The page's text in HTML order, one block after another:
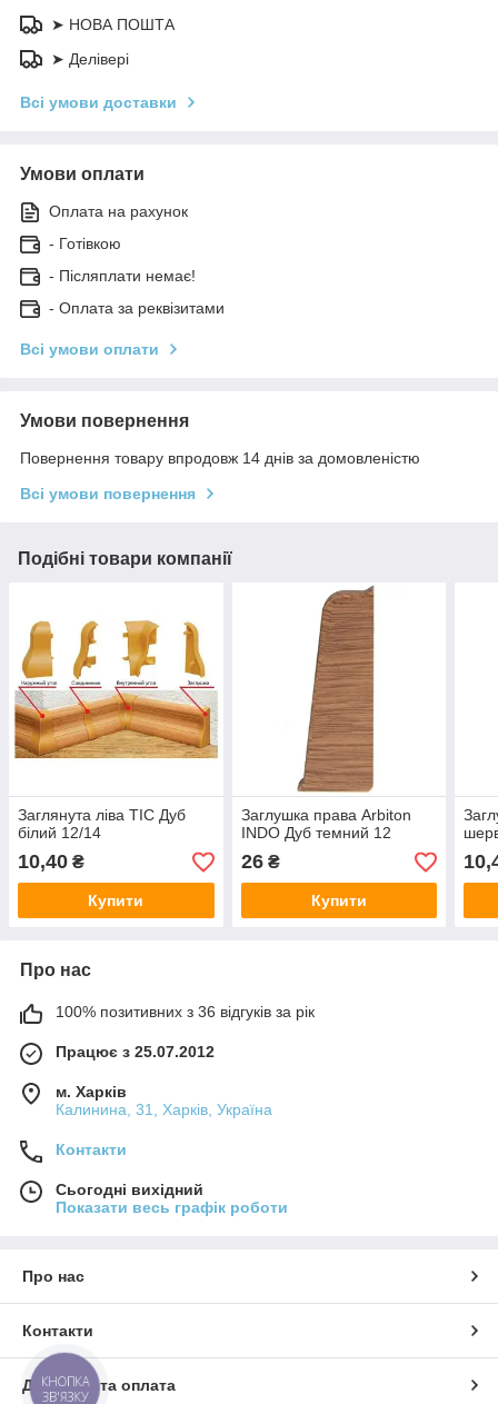
➤ НОВА ПОШТА
➤ Делівері
Всі умови доставки
Умови оплати
Оплата на рахунок
- Готівкою
- Післяплати немає!
- Оплата за реквізитами
Всі умови оплати
Умови повернення
Повернення товару впродовж 14 днів за домовленістю
Всі умови повернення
Подібні товари компанії
Заглянута ліва ТIС Дуб
білий 12/14
10,40 ₴
Купити
Заглушка права Arbiton
INDO Дуб темний 12
26₴
Купити
Про нас
100% позитивних з 36 відгуків за рік
Працює з 25.07.2012
м. Харків
Калинина, 31, Харків, Україна
Контакти
Сьогодні вихідний
Показати весь графік роботи
Про нас
Контакти
Доставка та оплата
КНОПКА
ЗВ'ЯЗКУ